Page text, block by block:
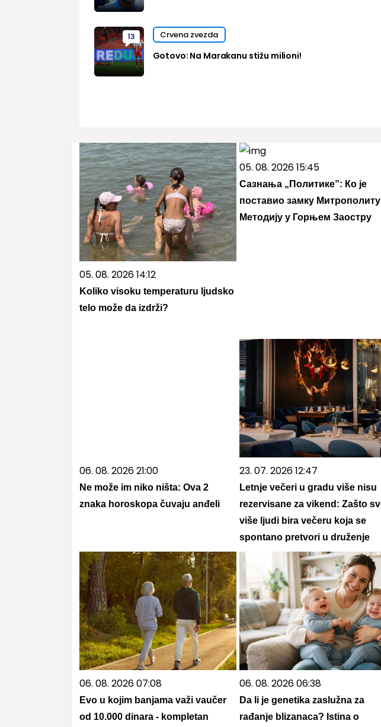
13 Crvena zvezda
Gotovo: Na Marakanu stižu milioni!
05. 08. 2026 14:12
Koliko visoku temperaturu ljudsko
telo može da izdrži?
05. 08. 2026 15:45
Сазнања „Политике”: Ко је
поставио замку Митрополиту
Методију у Горњем Заостру
06. 08. 2026 21:00
Ne može im niko ništa: Ova 2
znaka horoskopa čuvaju anđeli
23. 07. 2026 12:47
Letnje večeri u gradu više nisu
rezervisane za vikend: Zašto
više ljudi bira večeru koja se
spontano pretvori u druženje
06. 08. 2026 07:08
Evo u kojim banjama važi vaučer
od 10.000 dinara - kompletan
06. 08. 2026 06:38
Da li je genetika zaslužna za
rađanje blizanaca? Istina o